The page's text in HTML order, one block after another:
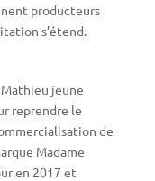
producteurs
s’étend.
jeune
reprendre le
de
Madame
en 2017 et